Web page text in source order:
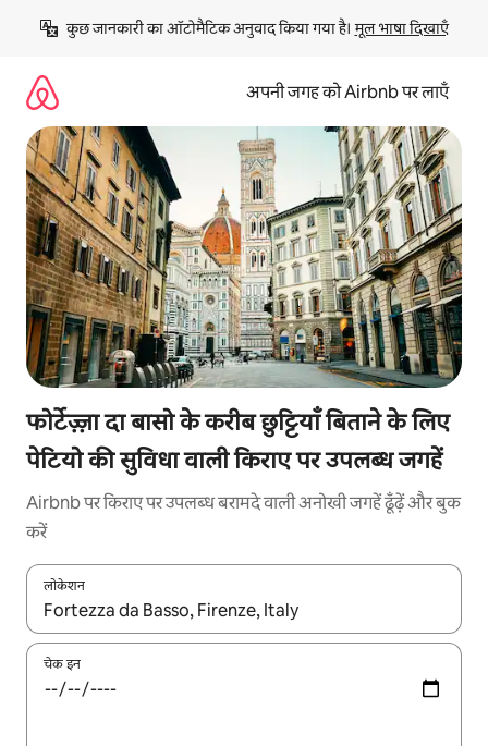
छोड़कर
कॉन्टेंट
कुछ जानकारी का ऑटोमैटिक अनुवाद किया गया है। मूल भाषा दिखाएँ
अपनी जगह को Airbnb पर लाएँ
फोर्टेज़्ज़ा दा बासो के करीब छुट्टियाँ बिताने के लिए
पेटियो की सुविधा वाली किराए पर उपलब्ध जगहें
Airbnb पर किराए पर उपलब्ध बरामदे वाली अनोखी जगहें ढूँढ़ें और बुक
करें
लोकेशन
नतीजों के उपलब्ध होने पर, अप और डाउन 'ऐरो की' का इस्तेमाल करके नेविगेट
चेक इन